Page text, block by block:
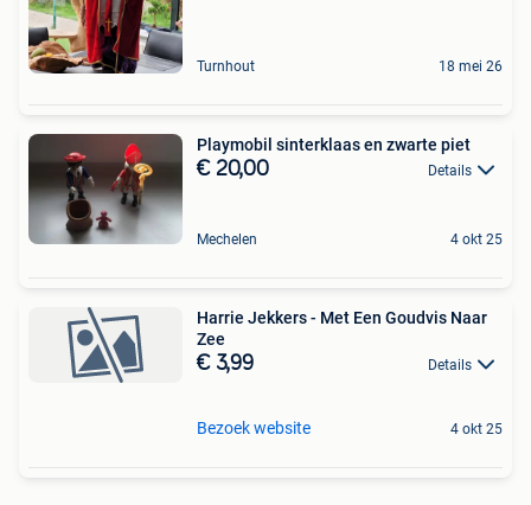
Turnhout 18 mei 26
Playmobil sinterklaas en zwarte piet
€ 20,00 Details
Mechelen 4 okt 25
Harrie Jekkers - Met Een Goudvis Naar
Zee
€ 3,99 Details
Bezoek website 4 okt 25